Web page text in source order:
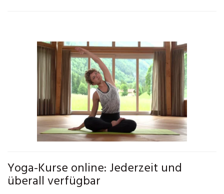
Yoga-Kurse online: Jederzeit und
überall verfügbar